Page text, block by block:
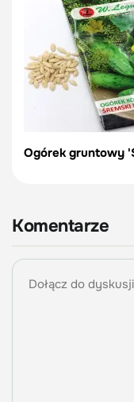
Ogórek gruntowy
Komentarze